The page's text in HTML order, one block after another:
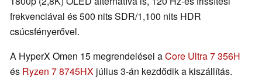
frekvenciával és 500 nits SDR/1,100 nits HDR
csúcsfényerővel.
A HyperX Omen 15 megrendelései aCore Ultra 7 356H
és Ryzen 7 8745HX július 3-án kezdődik a kiszállítás.